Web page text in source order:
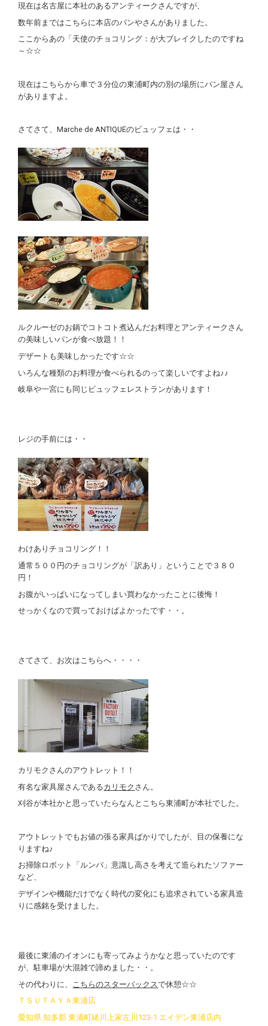
現在は名古屋に本社のあるアンティークさんですが、
数年前まではこちらに本店のパンやさんがありました。
ここからあの「天使のチョコリング：が大ブレイクしたのですね
～☆☆
現在はこちらから車で３分位の東浦町内の別の場所にパン屋さん
がありますよ。
さてさて、Marche de ANTIQUEのビュッフェは・・
ルクルーゼのお鍋でコトコト煮込んだお料理とアンティークさん
の美味しいパンが食べ放題！！
デザートも美味しかったです☆☆
いろんな種類のお料理が食べられるのって楽しいですよね♪♪
岐阜や一宮にも同じビュッフェレストランがあります！
レジの手前には・・
わけありチョコリング！！
通常５００円のチョコリングが「訳あり」ということで３８０
円！
お腹がいっぱいになってしまい買わなかったことに後悔！
せっかくなので買っておけばよかったです・・。
さてさて、お次はこちらへ・・・・
カリモクさんのアウトレット！！
有名な家具屋さんであるカリモク さん。
刈谷が本社かと思っていたらなんとこちら東浦町が本社でした。
アウトレットでもお値の張る家具ばかりでしたが、目の保養にな
りますね♪
お掃除ロボット「ルンバ」意識し高さを考えて造られたソファー
など、
デザインや機能だけでなく時代の変化にも追求されている家具造
りに感銘を受けました。
最後に東浦のイオンにも寄ってみようかなと思っていたのです
が、駐車場が大混雑で諦めました・・。
その代わりに、
こちらのスターバックスで休憩☆☆
ＴＳＵＴＡＹＡ東浦店
愛知県 知多郡 東浦町緒川上家左川123-1 エイデン東浦店内